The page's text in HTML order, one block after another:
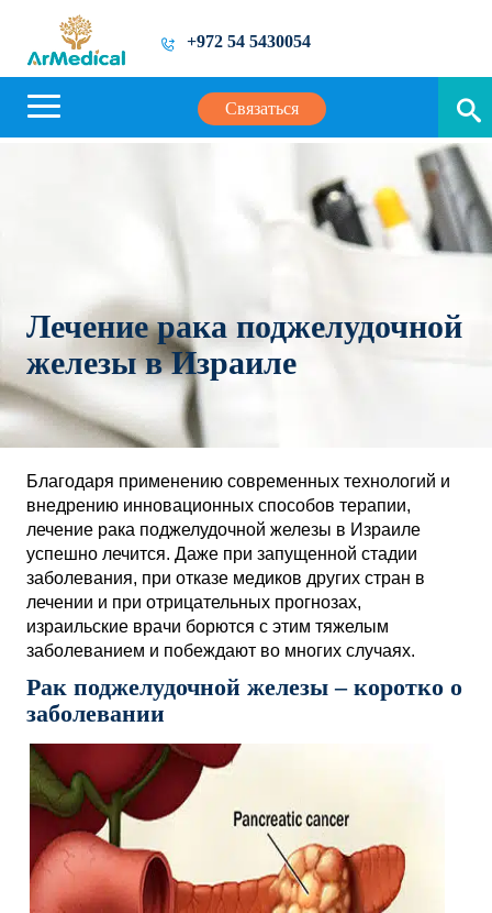
+972 54 5430054
Связаться
Лечение рака поджелудочной
железы в Израиле
Благодаря применению современных технологий и
внедрению инновационных способов терапии,
лечение рака поджелудочной железы в Израиле
успешно лечится. Даже при запущенной стадии
заболевания, при отказе медиков других стран в
лечении и при отрицательных прогнозах,
израильские врачи борются с этим тяжелым
заболеванием и побеждают во многих случаях.
Рак поджелудочной железы – коротко о
заболевании